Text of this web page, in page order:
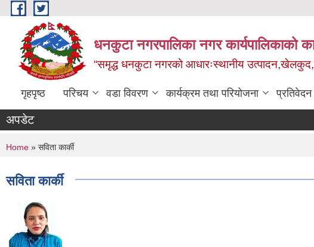
Skip to main content
धनकुटा नगरपालिका नगर कार्यपालिकाको
“समृद्ध धनकुटा नगरको आधारःस्थानीय
गृहपृष्ठ परिचय वडा विवरण कार्यक्रम तथा परियोजना प्रतिवेदन
अपडेट
You are here
Home » सविता कार्की
सविता कार्की